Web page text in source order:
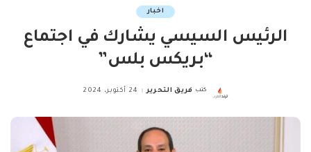
اخبار
الرئيس السيسي يشارك في اجتماع
“بريكس بلس”
Posted
كتب فريق التحرير 24 أكتوبر، 2024